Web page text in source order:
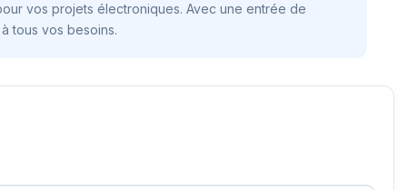
vos projets électroniques. Avec une entrée de
tous vos besoins.